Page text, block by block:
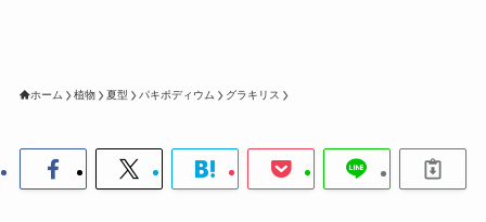
ホーム 植物 夏型 パキポディウム グラキリス